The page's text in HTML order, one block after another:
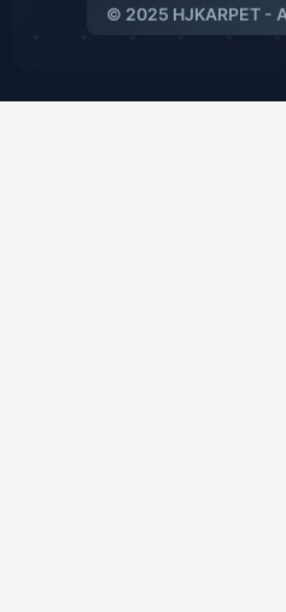
© 2025 HJKARPET -